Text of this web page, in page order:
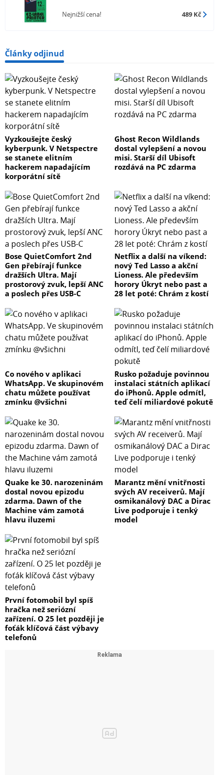
Nejnižší cena! 489 Kč
Články odjinud
Vyzkoušejte český
kyberpunk. V Netspectre
se stanete elitním
hackerem napadajícím
korporátní sítě
Ghost Recon Wildlands
dostal vylepšení a novou
misi. Starší díl Ubisoft
rozdává na PC zdarma
Bose QuietComfort 2nd
Gen přebírají funkce
dražších Ultra. Mají
prostorový zvuk, lepší ANC
a poslech přes USB-C
Netflix a další na víkend:
nový Ted Lasso a akční
Lioness. Ale především
horory Úkryt nebo past a
28 let poté: Chrám z kostí
Co nového v aplikaci
WhatsApp. Ve skupinovém
chatu můžete používat
zmínku @všichni
Rusko požaduje povinnou
instalaci státních aplikací
do iPhonů. Apple odmítl,
teď čelí miliardové pokutě
Quake ke 30. narozeninám
dostal novou epizodu
zdarma. Dawn of the
Machine vám zamotá
hlavu iluzemi
Marantz mění vnitřnosti
svých AV receiverů. Mají
osmikanálový DAC a Dirac
Live podporuje i tenký
model
První fotomobil byl spíš
hračka než seriózní
zařízení. O 25 let později je
foťák klíčová část výbavy
telefonů